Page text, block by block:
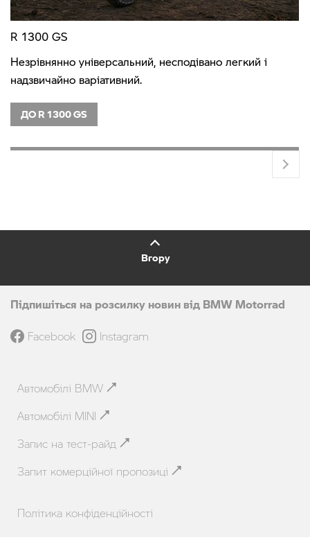
R 1300 GS
Незрівнянно універсальний, несподівано легкий і
надзвичайно варіативний.
ДО R 1300 GS
Вгору
Підпишіться на розсилку новин від BMW Motorrad
Facebook Instagram
Автомобілі BMW
Автомобілі MINI
Запис на тест-райд
Запит комерційної пропозиці
Політика конфіденційності